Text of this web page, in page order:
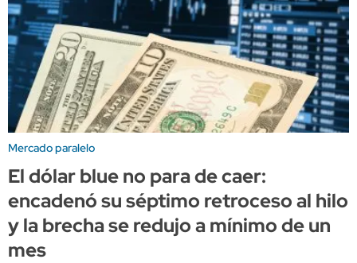
Mercado paralelo
El dólar blue no para de caer:
encadenó su séptimo retroceso al hilo
y la brecha se redujo a mínimo de un
mes